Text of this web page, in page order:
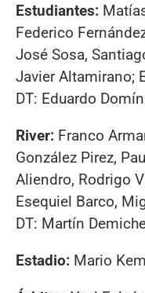
Estudiantes:
Federico
José Sosa,
Javier Altamirano;
DT: Eduardo
River: Franco
González Pirez,
Aliendro, Rodrigo
Esequiel Barco,
DT: Martín
Estadio: Mario